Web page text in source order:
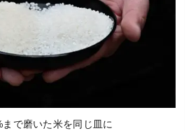
で磨いた米を同じ皿に